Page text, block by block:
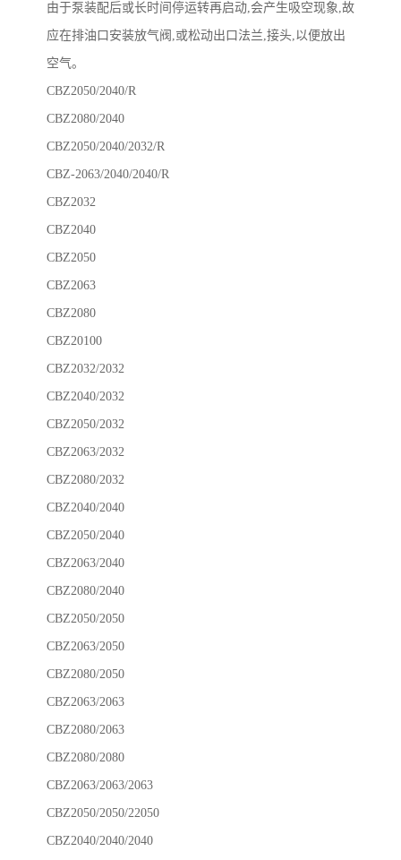
由于泵装配后或长时间停运转再启动,会产生吸空现象,故
应在排油口安装放气阀,或松动出口法兰,接头,以便放出
空气。
CBZ2050/2040/R
CBZ2080/2040
CBZ2050/2040/2032/R
CBZ-2063/2040/2040/R
CBZ2032
CBZ2040
CBZ2050
CBZ2063
CBZ2080
CBZ20100
CBZ2032/2032
CBZ2040/2032
CBZ2050/2032
CBZ2063/2032
CBZ2080/2032
CBZ2040/2040
CBZ2050/2040
CBZ2063/2040
CBZ2080/2040
CBZ2050/2050
CBZ2063/2050
CBZ2080/2050
CBZ2063/2063
CBZ2080/2063
CBZ2080/2080
CBZ2063/2063/2063
CBZ2050/2050/22050
CBZ2040/2040/2040